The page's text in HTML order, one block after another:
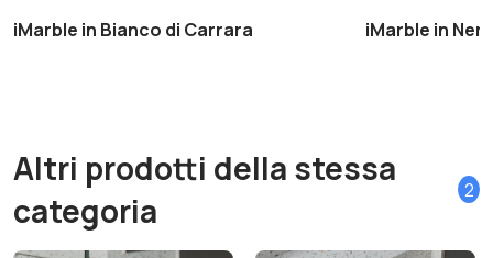
iMarble in Bianco di Carrara iMarble in
Altri prodotti della stessa
categoria
2